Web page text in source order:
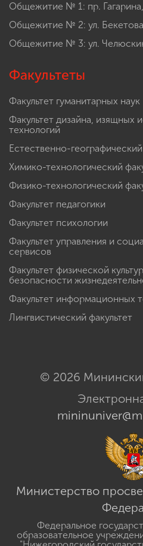
Общежитие № 1: пр.
Общежитие № 2: ул.
Общежитие № 3: ул.
Факультеты
Факультет гуманитарных наук
Факультет дизайна, изящных
технологий
Естественно-географический
Химико-технологический
Физико-технологический
Факультет педагогики
Факультет психологии
Факультет управления и
сервисов
Факультет физической
безопасности
Факультет информационных
Лингвистический факультет
© 2026
Министерство
Федеральное
образовательное